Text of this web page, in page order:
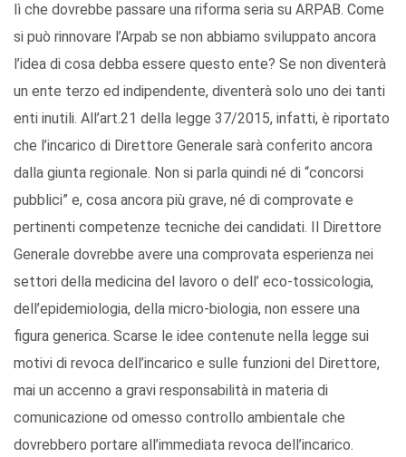
lì che dovrebbe passare una riforma seria su ARPAB. Come
si può rinnovare l’Arpab se non abbiamo sviluppato ancora
l’idea di cosa debba essere questo ente? Se non diventerà
un ente terzo ed indipendente, diventerà solo uno dei tanti
enti inutili. All’art.21 della legge 37/2015, infatti, è riportato
che l’incarico di Direttore Generale sarà conferito ancora
dalla giunta regionale. Non si parla quindi né di “concorsi
pubblici” e, cosa ancora più grave, né di comprovate e
pertinenti competenze tecniche dei candidati. Il Direttore
Generale dovrebbe avere una comprovata esperienza nei
settori della medicina del lavoro o dell’ eco-tossicologia,
dell’epidemiologia, della micro-biologia, non essere una
figura generica. Scarse le idee contenute nella legge sui
motivi di revoca dell’incarico e sulle funzioni del Direttore,
mai un accenno a gravi responsabilità in materia di
comunicazione od omesso controllo ambientale che
dovrebbero portare all’immediata revoca dell’incarico.